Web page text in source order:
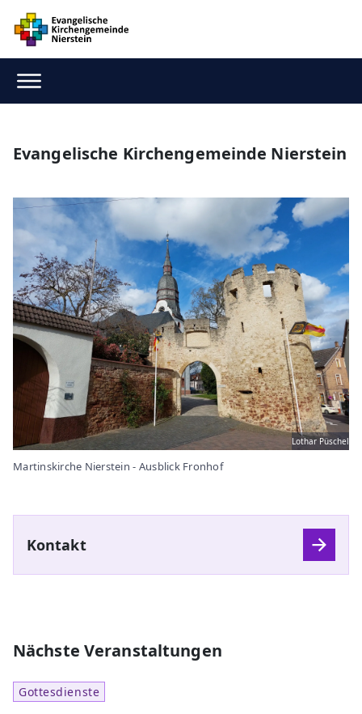
Evangelische Kirchengemeinde Nierstein
Lothar Püschel
Martinskirche Nierstein - Ausblick Fronhof
Kontakt
Nächste Veranstaltungen
Gottesdienste